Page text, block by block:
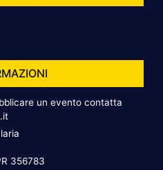
un evento contatta
356783